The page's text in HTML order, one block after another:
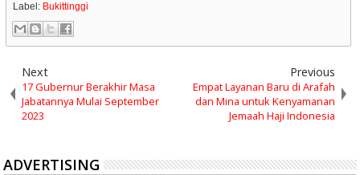
Label: Bukittinggi
Next
17 Gubernur Berakhir Masa
Jabatannya Mulai September
2023
Previous
Empat Layanan Baru di Arafah
dan Mina untuk Kenyamanan
Jemaah Haji Indonesia
ADVERTISING